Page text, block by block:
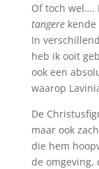
Of toch wel….
tangerekende
In
heb ik ooit
ook een
waarop
De
maar ook
die hem
de omgeving,